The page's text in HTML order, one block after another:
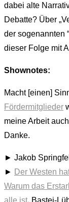
dabei alte
Debatte? Über
der sogenannten
dieser Folge mit
Shownotes:
Macht [einen]
Fördermitglieder
meine Arbeit
Danke.
► Jakob
► Der Westen
Warum das
alle ist, Bastei-